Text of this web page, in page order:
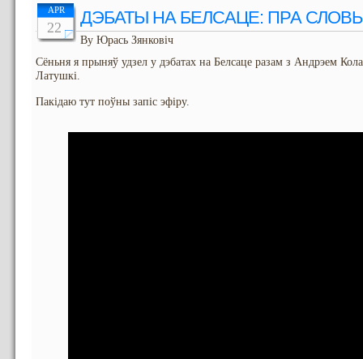
APR
22 ДЭБАТЫ НА БЕЛСАЦЕ: ПРА СЛОВЫ
By Юрась Зянковіч
Сёньня я прыняў удзел у дэбатах на Белсаце разам з Андрэем
Латушкі.
Пакідаю тут поўны запіс эфіру.